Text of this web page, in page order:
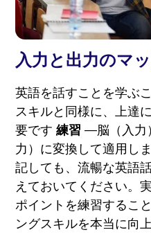
入力と出力のマ
英語を話すことを学ぶ
スキルと同様に、上達
要です練習 —脳（入力
力）に変換して適用し
記しても、流暢な英語
えておいてください。
ポイントを練習するこ
ングスキルを本当に向